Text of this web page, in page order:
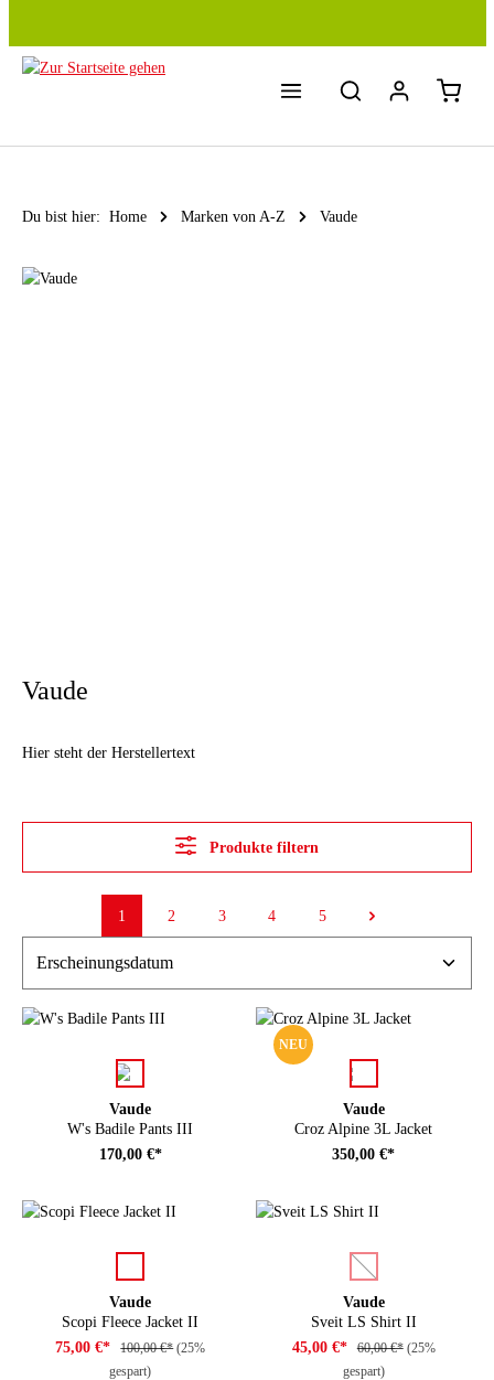
Du bist hier: Home Marken von A-Z Vaude
Vaude
Hier steht der Herstellertext
Produkte filtern
Seite
1
Seite
2
Seite
3
Seite
4
Seite
5
Vaude
W's Badile Pants III
auswählen
170,00 €*
NEU
Vaude
Croz Alpine 3L Jacket
Farbe auswählen
350,00 €*
Vaude
Scopi Fleece Jacket II
75,00 €* 100,00 €* (25%
gespart)
Vaude
Sveit LS Shirt II
auswählen
(Diese Option ist
45,00 €* 60,00 €* (25%
gespart)